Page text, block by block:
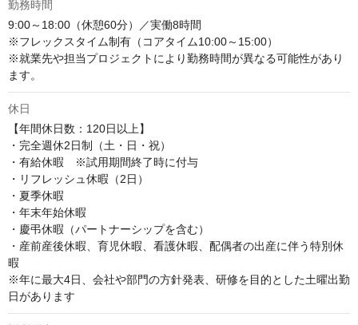
勤務時間
9:00～18:00（休憩60分）／実働8時間
※フレックスタイム制有（コアタイム10:00～15:00）
※就業先や担当プロジェクトにより勤務時間が異なる可能性があり
ます。
休日
【年間休日数：120日以上】
・完全週休2日制（土・日・祝）
・有給休暇　※試用期間終了時に付与
・リフレッシュ休暇（2日）
・夏季休暇
・年末年始休暇
・慶弔休暇（パートナーシップを含む）
・産前産後休暇、育児休暇、看護休暇、配偶者の出産に伴う特別休
暇
※年に最大4日、会社や部門の方針発表、研修を目的とした土曜出勤
日があります